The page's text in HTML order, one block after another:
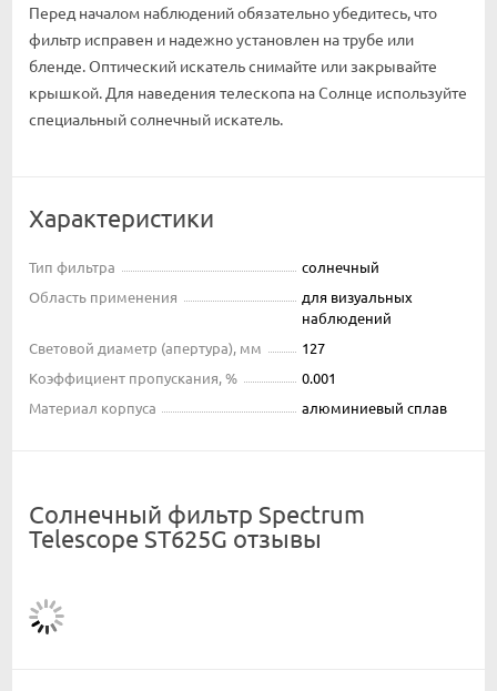
Перед началом наблюдений обязательно убедитесь, что
фильтр исправен и надежно установлен на трубе или
бленде. Оптический искатель снимайте или закрывайте
крышкой. Для наведения телескопа на Солнце используйте
специальный солнечный искатель.
Характеристики
Тип фильтра
солнечный
Область применения
для визуальных
наблюдений
Световой диаметр (апертура), мм
127
Коэффициент пропускания, %
0.001
Материал корпуса
алюминиевый сплав
Солнечный фильтр Spectrum
Telescope ST625G отзывы